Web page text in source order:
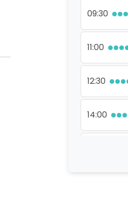
09:30
11:00
12:30
14:00